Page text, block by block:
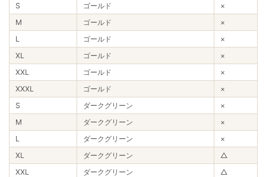
S
ゴールド
×
M
ゴールド
×
L
ゴールド
×
XL
ゴールド
×
XXL
ゴールド
×
XXXL
ゴールド
×
S
ダークグリーン
×
M
ダークグリーン
×
L
ダークグリーン
×
XL
ダークグリーン
△
XXL
ダークグリーン
△